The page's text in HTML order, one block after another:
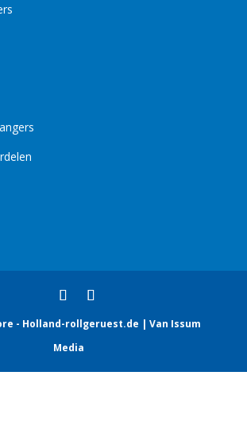
- Holland-rollgeruest.de | Van Issum
Media